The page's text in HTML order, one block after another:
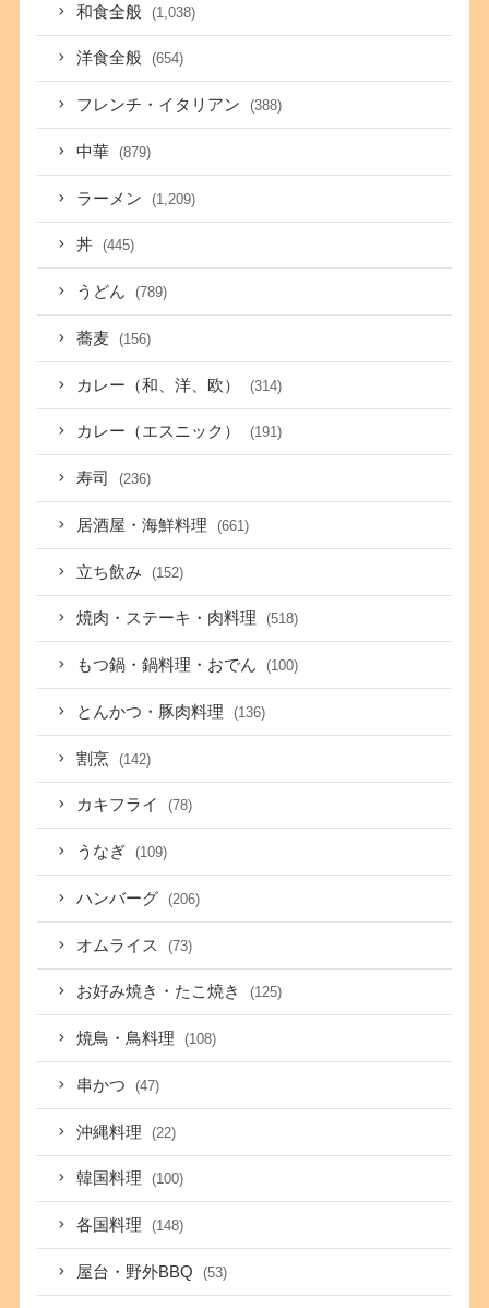
和食全般 (1,038)
洋食全般 (654)
フレンチ・イタリアン (388)
中華 (879)
ラーメン (1,209)
丼 (445)
うどん (789)
蕎麦 (156)
カレー（和、洋、欧） (314)
カレー（エスニック） (191)
寿司 (236)
居酒屋・海鮮料理 (661)
立ち飲み (152)
焼肉・ステーキ・肉料理 (518)
もつ鍋・鍋料理・おでん (100)
とんかつ・豚肉料理 (136)
割烹 (142)
カキフライ (78)
うなぎ (109)
ハンバーグ (206)
オムライス (73)
お好み焼き・たこ焼き (125)
焼鳥・鳥料理 (108)
串かつ (47)
沖縄料理 (22)
韓国料理 (100)
各国料理 (148)
屋台・野外BBQ (53)